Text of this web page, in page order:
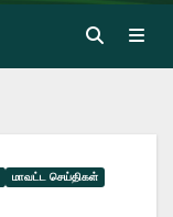
மாவட்ட செய்திகள்